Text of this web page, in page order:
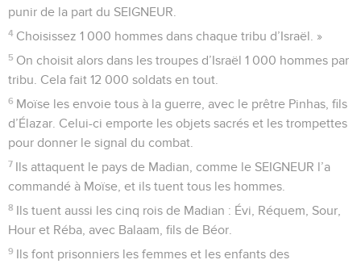
punir de la part du SEIGNEUR.
4 Choisissez 1 000 hommes dans chaque tribu d’Israël. »
5 On choisit alors dans les troupes d’Israël 1 000 hommes par
tribu. Cela fait 12 000 soldats en tout.
6 Moïse les envoie tous à la guerre, avec le prêtre Pinhas, fils
d’Élazar. Celui-ci emporte les objets sacrés et les trompettes
pour donner le signal du combat.
7 Ils attaquent le pays de Madian, comme le SEIGNEUR l’a
commandé à Moïse, et ils tuent tous les hommes.
8 Ils tuent aussi les cinq rois de Madian : Évi, Réquem, Sour,
Hour et Réba, avec Balaam, fils de Béor.
9 Ils font prisonniers les femmes et les enfants des